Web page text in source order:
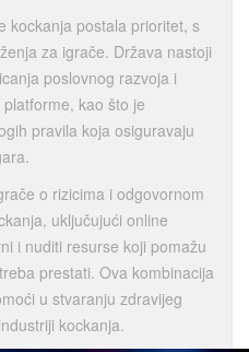
kockanja postala prioritet, s
za igrače. Država nastoji
poslovnog razvoja i
kao što je
pravila koja osiguravaju
o rizicima i odgovornom
uključujući online
i nuditi resurse koji pomažu
prestati. Ova kombinacija
u stvaranju zdravijeg
kockanja.